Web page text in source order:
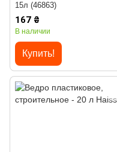
15л (46863)
167 ₴
В наличии
Купить!